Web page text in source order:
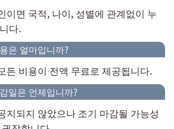
이면 국적, 나이, 성별에 관계없이 누
다.
은 얼마입니까?
든 비용이 전액 무료로 제공됩니다.
일은 언제입니까?
지되지 않았으나 조기 마감될 가능성